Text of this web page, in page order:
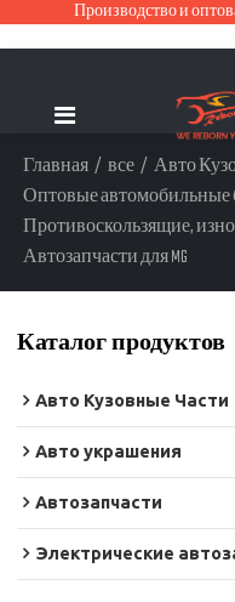
Производство и
Главная / все / Авто
Оптовые автомобильные
Противоскользящие,
Автозапчасти для MG
Каталог продуктов
Авто Кузовные Части
Авто украшения
Автозапчасти
Электрические